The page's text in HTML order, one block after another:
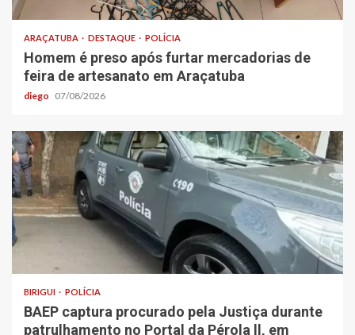
ARAÇATUBA DESTAQUE POLÍCIA
Homem é preso após furtar mercadorias de
feira de artesanato em Araçatuba
diego 07/08/2026
BIRIGUI POLÍCIA
BAEP captura procurado pela Justiça durante
patrulhamento no Portal da Pérola ll, em